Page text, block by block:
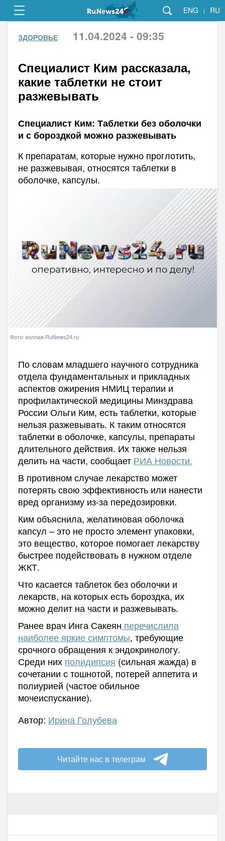
ENG | RU
ЗДОРОВЬЕ 11.04.2024 - 09:35
Специалист Ким рассказала,
какие таблетки не стоит
разжевывать
Специалист Ким: Таблетки без оболочки
и с бороздкой можно разжевывать
К препаратам, которые нужно проглотить,
не разжевывая, относятся таблетки в
оболочке, капсулы.
Фото: коллаж RuNews24.ru
По словам младшего научного сотрудника
отдела фундаментальных и прикладных
аспектов ожирения НМИЦ терапии и
профилактической медицины Минздрава
России Ольги Ким, есть таблетки, которые
нельзя разжевывать. К таким относятся
таблетки в оболочке, капсулы, препараты
длительного действия. Их также нельзя
делить на части, сообщает РИА Новости.
В противном случае лекарство может
потерять свою эффективность или нанести
вред организму из-за передозировки.
Ким объяснила, желатиновая оболочка
капсул – это не просто элемент упаковки,
это вещество, которое помогает лекарству
быстрее подействовать в нужном отделе
ЖКТ.
Что касается таблеток без оболочки и
лекарств, на которых есть бороздка, их
можно делит на части и разжевывать.
Ранее врач Инга Сакеян перечислила
наиболее яркие симптомы, требующие
срочного обращения к эндокринологу.
Среди них полидипсия (сильная жажда) в
сочетании с тошнотой, потерей аппетита и
полиурией (частое обильное
мочеиспускание).
Автор: Ирина Голубева
Читайте нас в телеграм